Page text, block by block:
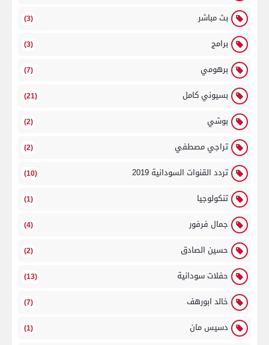
بث مباشر (3)
برامج (3)
برهومي (7)
بسيوني كامل (21)
بوشي (2)
تراجي مصطفي (2)
تردد القنوات السودانية 2019 (10)
تنكولوجيا (1)
جمال فرفور (4)
حسين الصادق (2)
حفلات سودانية (13)
خالد ابورهف (7)
دسيس مان (1)